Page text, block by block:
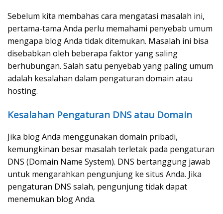
Sebelum kita membahas cara mengatasi masalah ini,
pertama-tama Anda perlu memahami penyebab umum
mengapa blog Anda tidak ditemukan. Masalah ini bisa
disebabkan oleh beberapa faktor yang saling
berhubungan. Salah satu penyebab yang paling umum
adalah kesalahan dalam pengaturan domain atau
hosting.
Kesalahan Pengaturan DNS atau Domain
Jika blog Anda menggunakan domain pribadi,
kemungkinan besar masalah terletak pada pengaturan
DNS (Domain Name System). DNS bertanggung jawab
untuk mengarahkan pengunjung ke situs Anda. Jika
pengaturan DNS salah, pengunjung tidak dapat
menemukan blog Anda.